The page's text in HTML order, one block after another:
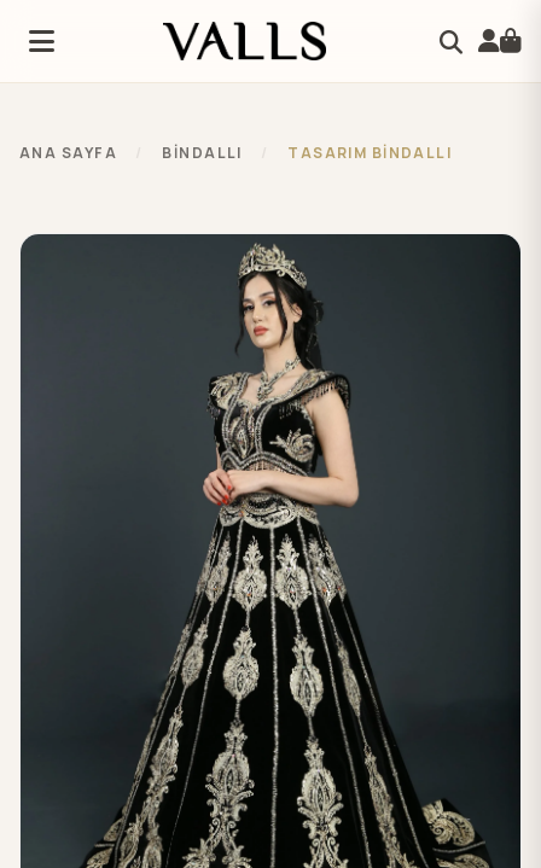
ANA SAYFA BİNDALLI TASARIM BİNDALLI